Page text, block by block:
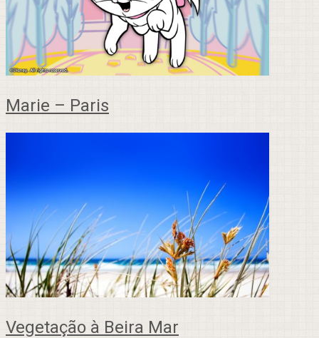
Marie – Paris
Vegetação à Beira Mar